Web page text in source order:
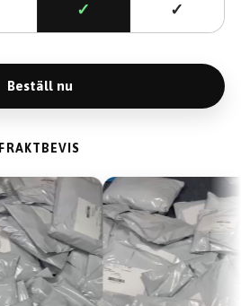
✓ ✓
Beställ nu
FRAKTBEVIS